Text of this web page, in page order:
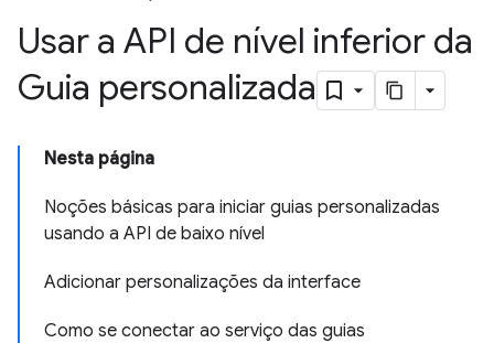
Usar a API de nível inferior da
Guia personalizada
Nesta página
Noções básicas para iniciar guias personalizadas
usando a API de baixo nível
Adicionar personalizações da interface
Como se conectar ao serviço das guias